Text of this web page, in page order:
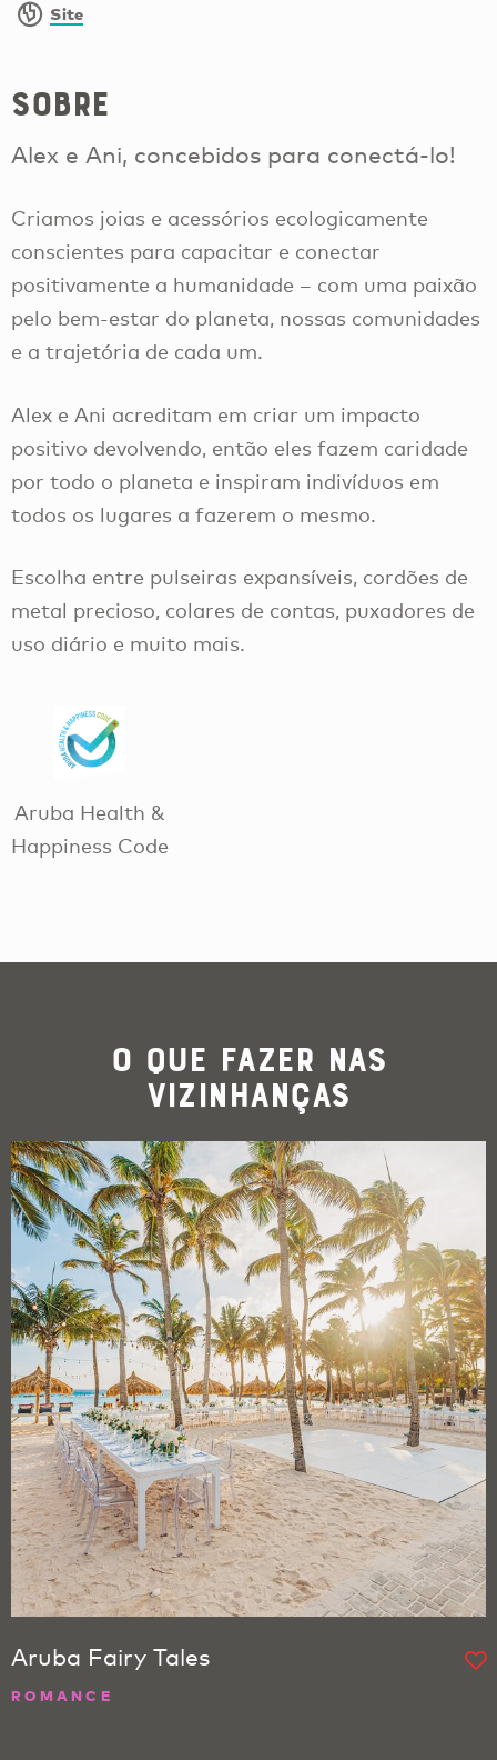
Site
Sobre
Alex e Ani, concebidos para conectá-lo!
Criamos joias e acessórios ecologicamente
conscientes para capacitar e conectar
positivamente a humanidade – com uma paixão
pelo bem-estar do planeta, nossas comunidades
e a trajetória de cada um.
Alex e Ani acreditam em criar um impacto
positivo devolvendo, então eles fazem caridade
por todo o planeta e inspiram indivíduos em
todos os lugares a fazerem o mesmo.
Escolha entre pulseiras expansíveis, cordões de
metal precioso, colares de contas, puxadores de
uso diário e muito mais.
Aruba Health &
Happiness Code
O que Fazer nas
Vizinhanças
Aruba Fairy Tales
ROMANCE